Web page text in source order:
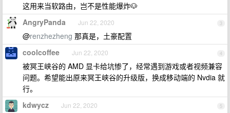
这用来当软路由，岂不是性能爆炸🐶
3
AngryPanda Jun 22, 2020
@renzhezheng 那真是，土豪配置
4
coolcoffee Jun 22, 2020
被冥王峡谷的 AMD 显卡给坑惨了，经常遇到游戏或者视频兼容
问题。希望能出原来冥王峡谷的升级版，换成移动端的 Nvdia 就
行。
5
kdwycz Jun 22, 2020